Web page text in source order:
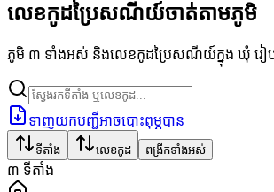
លេខកូដប្រៃសណីយ៍ចាត់តាមភូមិ
ភូមិ ៣ ទាំងអស់ និងលេខកូដប្រៃសណីយ៍ក្នុង ឃុំ រៀ
ទាញយកបញ្ជីអាចបោះពុម្ភបាន
ទីតាំង លេខកូដ ពង្រីកទាំងអស់
៣ ទីតាំង